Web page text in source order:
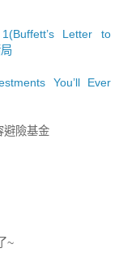
Letter to
You’ll Ever
避險基金
~